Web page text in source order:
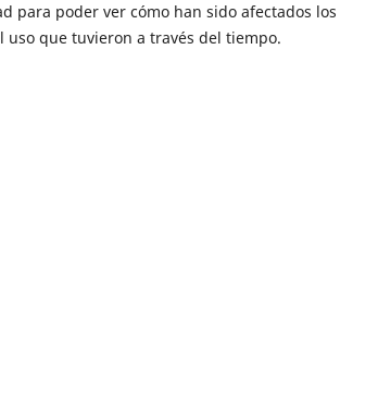
para poder ver cómo han sido afectados los
uso que tuvieron a través del tiempo.